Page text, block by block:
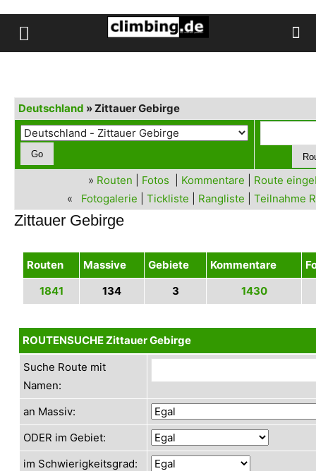
Deutschland » Zittauer Gebirge
» Routen Fotos Kommentare
Route
« Fotogalerie Tickliste Rangliste Teilnahme
Zittauer Gebirge
Routen Massive Gebiete Kommentare
1841
134 3 1430
ROUTENSUCHE Zittauer Gebirge
Suche Route mit
Namen:
an Massiv:
ODER im Gebiet:
im Schwierigkeitsgrad: